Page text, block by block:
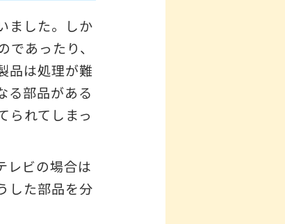
ました。しか
あったり、
品は処理が難
る部品がある
られてしまっ
レビの場合は
した部品を分